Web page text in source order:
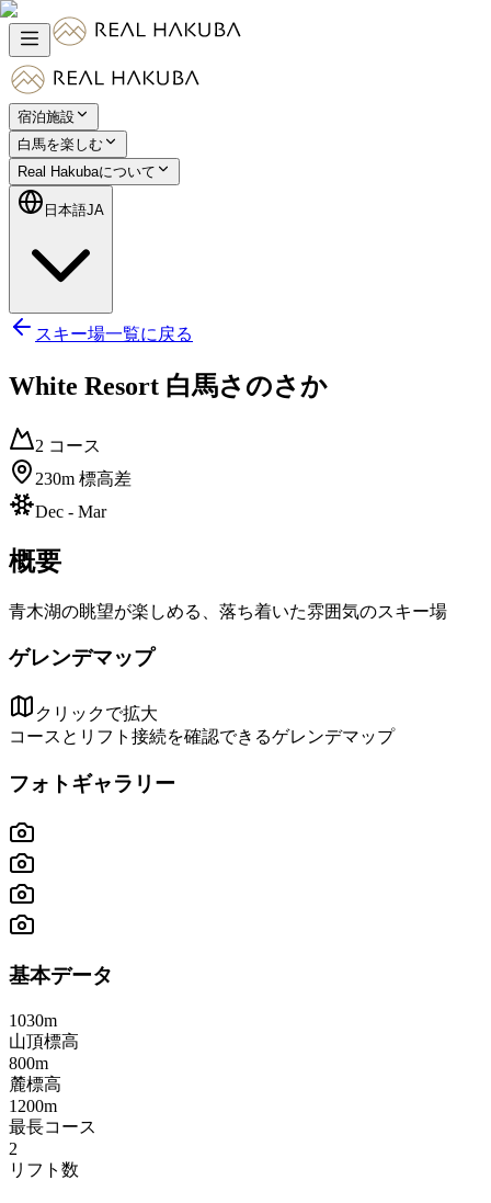
宿泊施設
白馬を楽しむ
Real Hakubaについて
日本語JA
スキー場一覧に戻る
White Resort 白馬さのさか
2 コース
230m 標高差
Dec - Mar
概要
青木湖の眺望が楽しめる、落ち着いた雰囲気のスキー場
ゲレンデマップ
クリックで拡大
コースとリフト接続を確認できるゲレンデマップ
フォトギャラリー
基本データ
1030m
山頂標高
800m
麓標高
1200m
最長コース
2
リフト数